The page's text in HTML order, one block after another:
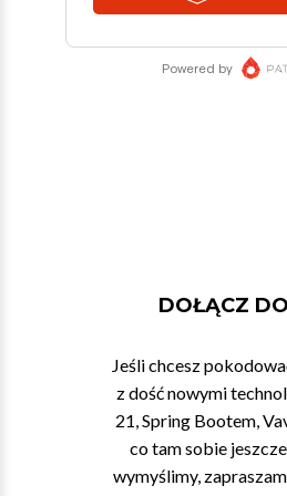
DOŁĄCZ
Jeśli chcesz
z dość nowymi
21, Spring Bootem,
co tam sobie
wymyślimy,